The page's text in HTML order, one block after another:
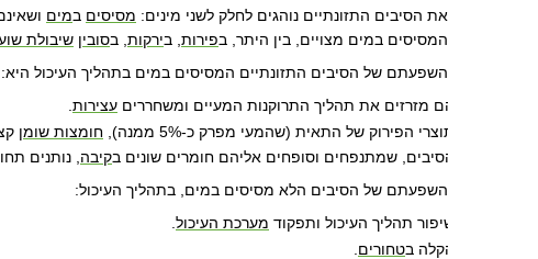
את הסיבים התזונתיים נוהגים לחלק לשני מינים: מסיסים במים
המסיסים במים מצויים, בין היתר, בפירות בירקות בסובין שיבולת
השפעתם של הסיבים התזונתיים המסיסים במים בתהליך העיכול היא:
הם מזרזים את תהליך התרוקנות המעיים ומשחררים עצירות
תוצרי הפירוק של התאית (שהמעי מפרק כ-5% ממנה) חומצות שומן
הסיבים, שמתנפחים וסופחים אליהם חומרים שונים בקיבה נותנים
השפעתם של הסיבים הלא מסיסים במים, בתהליך העיכול:
שיפור תהליך העיכול ותפקוד מערכת העיכול
הקלה בטחורים